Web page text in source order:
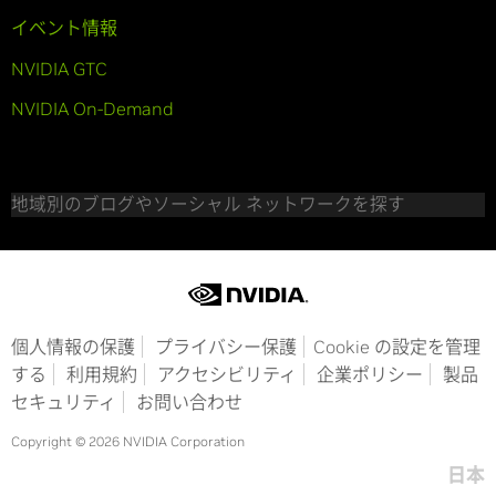
イベント情報
NVIDIA GTC
NVIDIA On-Demand
地域別のブログやソーシャル ネットワークを探す
個人情報の保護 プライバシー保護
Cookie の設定を管理
する
利用規約 アクセシビリティ 企業ポリシー
製品
セキュリティ
お問い合わせ
Copyright © 2026 NVIDIA Corporation
日本